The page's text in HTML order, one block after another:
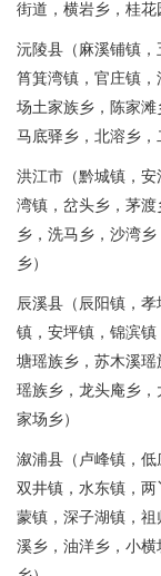
街道，横岩乡，桂花
沅陵县（麻溪铺镇，
筲箕湾镇，官庄镇
场土家族乡，陈家滩
马底驿乡，北溶乡，
洪江市（黔城镇，
湾镇，岔头乡，茅
乡，洗马乡，沙湾
乡）
辰溪县（辰阳镇，
镇，安坪镇，锦滨
塘瑶族乡，苏木溪
瑶族乡，龙头庵乡
家场乡）
溆浦县（卢峰镇，低
双井镇，水东镇，
蒙镇，深子湖镇，
溪乡，油洋乡，小